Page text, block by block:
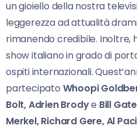
un gioiello della nostra
leggerezza ad attualità
rimanendo credibile. Inoltre,
show italiano in grado di
ospiti internazionali.
partecipato Whoopi
Bolt, Adrien Brodye Bill
Merkel, Richard Gere, Al